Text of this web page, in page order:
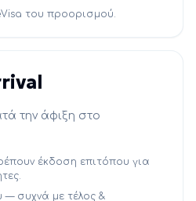
του προορισμού.
την άφιξη στο
έκδοση επιτόπου για
— συχνά με τέλος &